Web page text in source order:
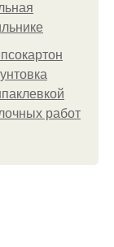
работ